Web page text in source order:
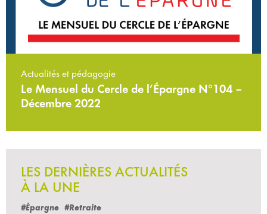
Actualités et pédagogie
Le Mensuel du Cercle de l’Épargne N°104 –
Décembre 2022
LES DERNIÈRES ACTUALITÉS
À LA UNE
#Épargne #Retraite